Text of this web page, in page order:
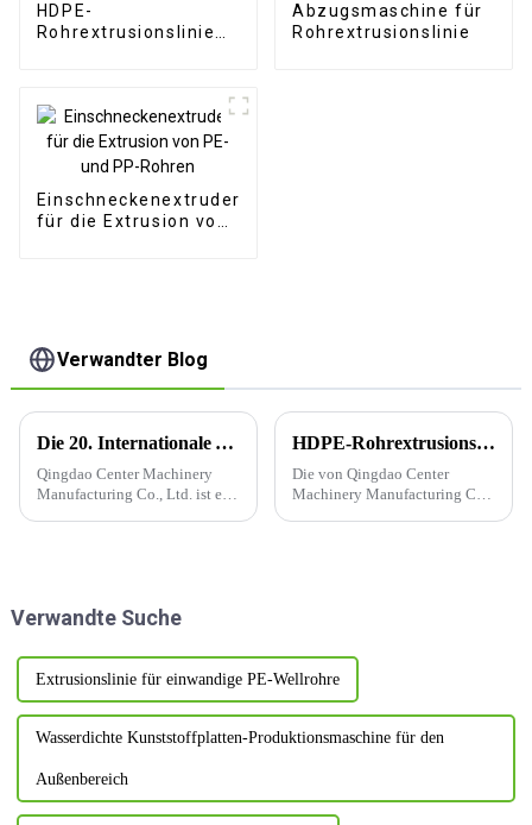
HDPE-
Rohrextrusionslinie
Abzugsmaschine für
Rohrextrusionslinie
Einschneckenextruder
für die Extrusion von
Verwandter Blog
Die 20. Internationale Ausstellung für Kunststoff- und Gummiindustrie im asiatisch-pazifischen Raum
Qingdao Center Machinery
Manufacturing Co., Ltd. ist ein
die Entwicklung des
HDPE-Rohrextrusionslinie (110–400 mm, ABC)
Die von Qingdao Center
Machinery Manufacturing Co.,
Verwandte Suche
Extrusionslinie für einwandige PE-Wellrohre
Wasserdichte Kunststoffplatten-Produktionsmaschine für den
Außenbereich